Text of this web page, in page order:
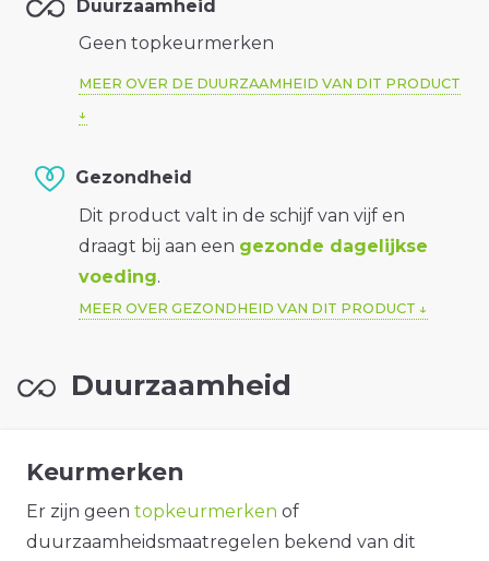
Duurzaamheid
Geen topkeurmerken
MEER OVER DE DUURZAAMHEID VAN DIT PRODUCT
Gezondheid
Dit product valt in de schijf van vijf en
draagt bij aan een gezonde dagelijkse
voeding.
MEER OVER GEZONDHEID VAN DIT PRODUCT
Duurzaamheid
Keurmerken
Er zijn geen topkeurmerken of
duurzaamheidsmaatregelen bekend van dit